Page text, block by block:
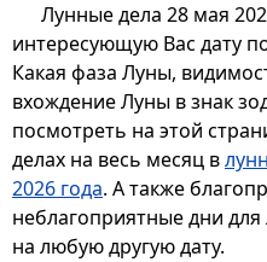
Лунные дела 28 мая
интересующую Вас дату
Какая фаза Луны,
вхождение Луны в знак
посмотреть на этой
делах на весь месяц в
2026 года. А также
неблагоприятные дни
на любую другую дату.